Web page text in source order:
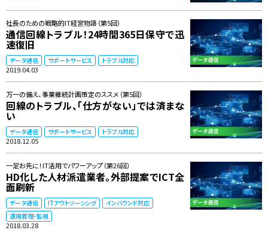
社長のための戦略的IT経営物語（第5回）
通信回線トラブル！24時間365日保守で迅
速復旧
データ通信 サポートサービス トラブル対応
2019.04.03
万一の備え、事業継続計画策定のススメ（第5回）
回線のトラブル、「仕方がない」では済まな
い
データ通信 サポートサービス トラブル対応
2018.12.05
一足お先に！IT活用でパワーアップ（第26回）
HD化した人材派遣業者。外部提案でICT全
面刷新
データ通信 ITアウトソーシング
インバウンド対応
運用管理・監視
2018.03.28